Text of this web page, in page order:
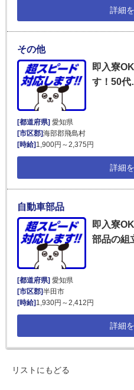
詳細
その他
即入寮
す！50
[都道府県] 愛知県
[市区郡]海部郡飛島村
[時給] 1,900円～2,375円
詳細
自動車部品
即入寮
部品の組
[都道府県] 愛知県
[市区郡]半田市
[時給] 1,930円～2,412円
詳細
リストにもどる